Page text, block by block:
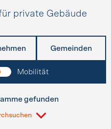
private Gebäude
Gemeinden
Mobilität
gefunden